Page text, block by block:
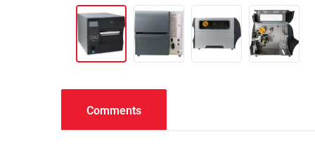
Comments